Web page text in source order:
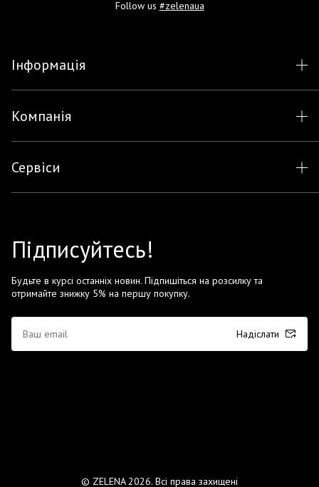
Follow us #zelenaua
Інформація
Компанія
Сервіси
Підписуйтесь!
Будьте в курсі останніх новин. Підпишіться на розсилку та
отримайте знижку 5% на першу покупку.
Надіслати
© ZELENA 2026. Всі права захищені